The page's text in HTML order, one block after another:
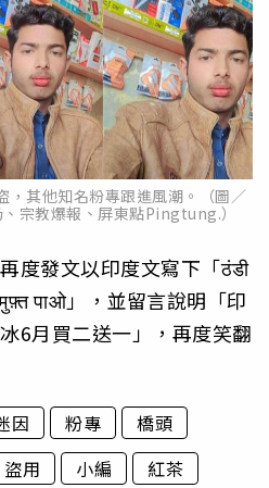
，其他知名粉專跟進風潮。（圖／
宗教爆報、屏東點Pingtung.）
度發文以印度文寫下「ठंडी
पाओ」，並留言說明「印
6月買二送一」，再度笑翻
因 粉專
橋頭
盜用 小編
紅茶